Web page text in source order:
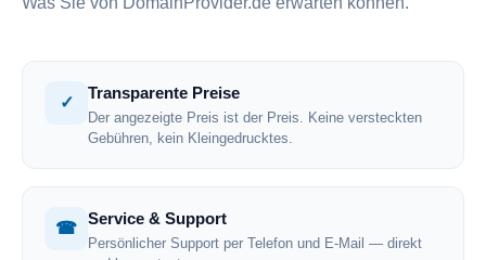
✓
Transparente Preise
Der angezeigte Preis ist der Preis. Keine versteckten
Gebühren, kein Kleingedrucktes.
☎
Service & Support
Persönlicher Support per Telefon und E-Mail — direkt